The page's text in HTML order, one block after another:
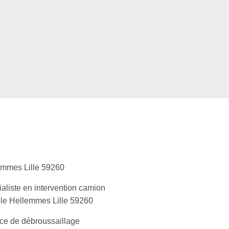
Lille 59260
en intervention camion
Hellemmes Lille 59260
de débroussaillage